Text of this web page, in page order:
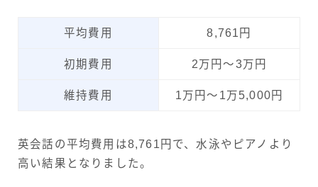
平均費用 8,761円
初期費用 2万円〜3万円
維持費用 1万円〜1万5,000円
英会話の平均費用は8,761円で、水泳やピアノより
高い結果となりました。